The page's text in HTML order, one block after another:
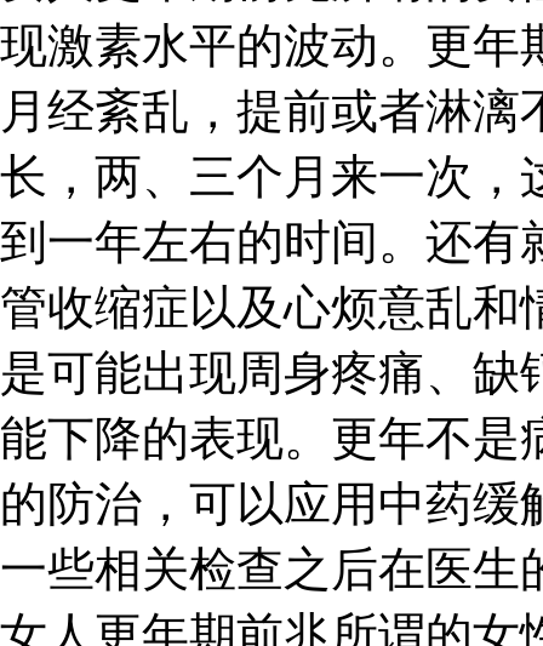
现激素水平的波动。更年
月经紊乱，提前或者淋
长，两、三个月来一次，
到一年左右的时间。还有
管收缩症以及心烦意乱和
是可能出现周身疼痛、
能下降的表现。更年不是
的防治，可以应用中药
一些相关检查之后在医生
女人更年期前兆所谓的女